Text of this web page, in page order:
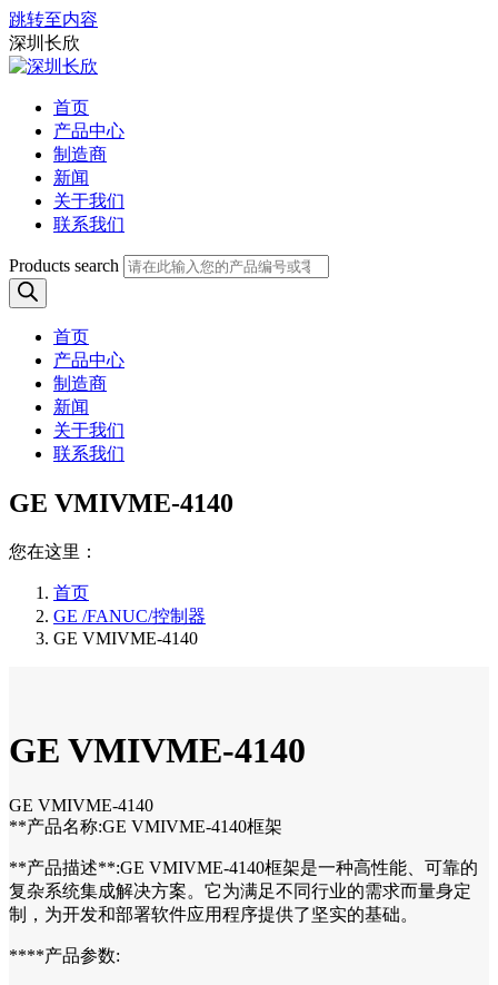
跳转至内容
深圳长欣
首页
产品中心
制造商
新闻
关于我们
联系我们
Products search
首页
产品中心
制造商
新闻
关于我们
联系我们
GE VMIVME-4140
您在这里：
首页
GE /FANUC/控制器
GE VMIVME-4140
GE VMIVME-4140
GE VMIVME-4140
**产品名称:GE VMIVME-4140框架
**产品描述**:GE VMIVME-4140框架是一种高性能、可靠的
复杂系统集成解决方案。它为满足不同行业的需求而量身定
制，为开发和部署软件应用程序提供了坚实的基础。
****产品参数: